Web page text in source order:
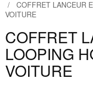
COFFRET LANCEUR
VOITURE
COFFRET
LOOPING
VOITURE